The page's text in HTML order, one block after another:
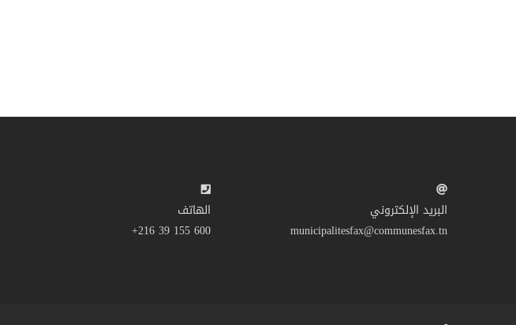
الهاتف
600 155 39 216+
البريد الإلكتروني
municipalitesfax@communesfax.tn